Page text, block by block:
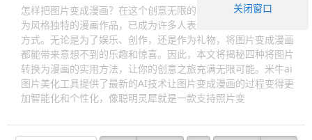
怎样把图片变成漫画？在这个创意无限的时代，将普通照片转化
为风格独特的漫画作品，已成为许多人表达个性、探索艺术的新
方式。无论是为了娱乐、创作，还是作为礼物，将图片变成漫画
都能带来意想不到的乐趣和惊喜。因此，本文将揭秘四种将图片
转换为漫画的实用方法，让你的创意之旅充满无限可能。米牛ai
图片美化工具提供了最新的AI技术让图片变成漫画的过程变得更
加智能化和个性化，像聪明灵犀就是一款支持照片变
关闭窗口